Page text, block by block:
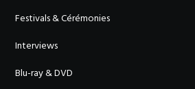
Festivals & Cérémonies
Interviews
Blu-ray & DVD